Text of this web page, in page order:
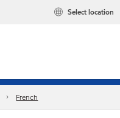
Select location
French